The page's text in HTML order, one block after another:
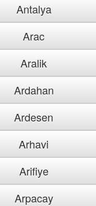
Antalya
Arac
Aralik
Ardahan
Ardesen
Arhavi
Arifiye
Arpacay